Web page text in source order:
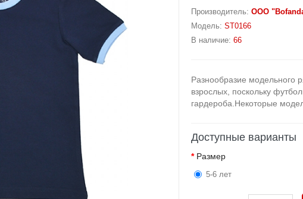
Производитель: OOO
Модель: ST0166
В наличие: 66
Разнообразие модельного
взрослых, поскольку
гардероба.Некоторые
Доступные варианты
Размер
5-6 лет